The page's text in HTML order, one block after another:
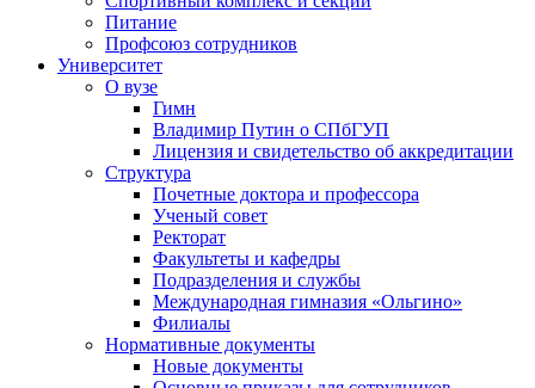
Питание
Профсоюз сотрудников
Университет
О вузе
Гимн
Владимир Путин о СПбГУП
Лицензия и свидетельство об аккредитации
Структура
Почетные доктора и профессора
Ученый совет
Ректорат
Факультеты и кафедры
Подразделения и службы
Международная гимназия «Ольгино»
Филиалы
Нормативные документы
Новые документы